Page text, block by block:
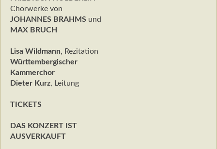
Chorwerke von
JOHANNES BRAHMS und
MAX BRUCH
Lisa Wildmann, Rezitation
Württembergischer
Kammerchor
Dieter Kurz, Leitung
TICKETS
DAS KONZERT IST
AUSVERKAUFT